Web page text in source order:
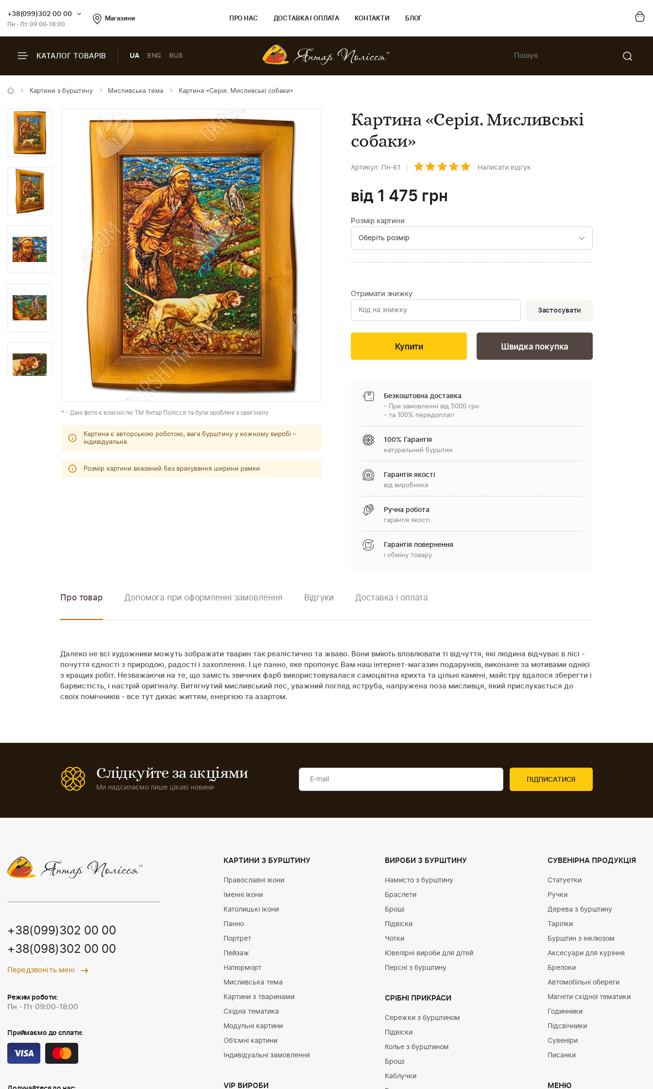
+38(099)302 00 00
Пн - Пт 09:00-18:00
Магазини ПРО НАС ДОСТАВКА І ОПЛАТА КОНТАКТИ БЛОГ
КАТАЛОГ ТОВАРІВ UA ENG RUS
Картини з бурштину Мисливська тема Картина «Серія. Мисливські собаки»
* - Дані фото є власністю ТМ Янтар Полісся та були зроблені з оригіналу
Картина є авторською роботою, вага бурштину у кожному виробі –
індивідуальна
Розмір картини вказаний без врахування ширини рамки
Картина «Серія. Мисливські
собаки»
Артикул: Пн-61 Написати відгук
від 1 475 грн
Розмір картини
Отримати знижку
Застосувати
Швидка покупка
Безкоштовна доставка
- При замовленні від 5000 грн
- та 100% передоплаті
100% Гарантія
натуральний бурштин
Гарантія якості
від виробника
Ручна робота
гарантія якості
Гарантія повернення
і обміну товару
Про товар Допомога при оформленні замовлення Відгуки Доставка і оплата
Далеко не всі художники можуть зображати тварин так реалістично та жваво. Вони вміють вловлювати ті відчуття, які людина відчуває в лісі -
почуття єдності з природою, радості і захоплення. І це панно, яке пропонує Вам наш інтернет-магазин подарунків, виконане за мотивами однієї
з кращих робіт. Незважаючи на те, що замість звичних фарб використовувалася самоцвітна крихта та цільні камені, майстру вдалося зберегти і
барвистість, і настрій оригіналу. Витягнутий мисливський пес, уважний погляд яструба, напружена поза мисливця, який прислухається до
своїх помічників - все тут дихає життям, енергією та азартом.
Слідкуйте за акціями
Ми надсилаємо лише цікаві новини
+38(099)302 00 00
+38(098)302 00 00
Передзвоніть мені
Режим роботи:
Пн - Пт 09:00-18:00
Приймаємо до сплати:
КАРТИНИ З БУРШТИНУ
Православні ікони
Іменні ікони
Католицькі ікони
Панно
Портрет
Пейзаж
Натюрморт
Мисливська тема
Картини з тваринами
Східна тематика
Модульні картини
Об'ємні картини
Індивідуальні замовлення
VIP ВИРОБИ
ВИРОБИ З БУРШТИНУ
Намисто з бурштину
Браслети
Броші
Підвіски
Чотки
Ювелірні вироби для дітей
Персні з бурштину
СРІБНІ ПРИКРАСИ
Сережки з бурштином
Підвіски
Колье з бурштином
Броші
Каблучки
СУВЕНІРНА ПРОДУКЦІЯ
Статуетки
Ручки
Дерева з бурштину
Тарілки
Бурштин з інклюзом
Аксесуари для куріння
Брелоки
Автомобільні обереги
Магніти східної тематики
Годинники
Підсвічники
Сувеніри
Писанки
МЕНЮ